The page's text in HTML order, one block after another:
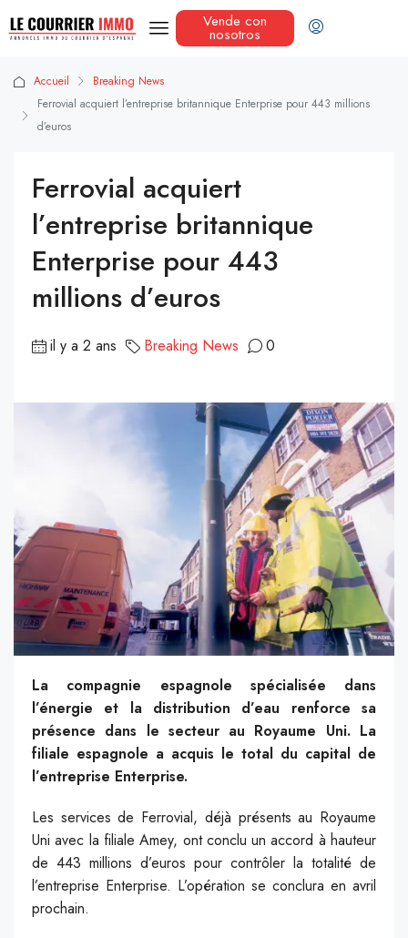
Vende con
nosotros
Accueil
Breaking News
Ferrovial acquiert l’entreprise britannique Enterprise pour 443 millions
d’euros
Ferrovial acquiert
l’entreprise britannique
Enterprise pour 443
millions d’euros
il y a 2 ans Breaking News 0
La compagnie espagnole spécialisée dans
l’énergie et la distribution d’eau renforce sa
présence dans le secteur au Royaume Uni. La
filiale espagnole a acquis le total du capital de
l’entreprise Enterprise.
Les services de Ferrovial, déjà présents au Royaume
Uni avec la filiale Amey, ont conclu un accord à hauteur
de 443 millions d’euros pour contrôler la totalité de
l’entreprise Enterprise. L’opération se conclura en avril
prochain.